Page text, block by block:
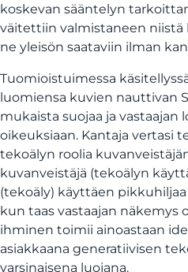
koskevan sääntelyn
väitettiin valmistaneen niistä
ne yleisön saataviin ilman
Tuomioistuimessa
luomiensa kuvien nauttivan
mukaista suojaa ja
oikeuksiaan. Kantaja vertasi
tekoälyn roolia
kuvanveistäjä (tekoälyn
(tekoäly) käyttäen
kun taas vastaajan näkemys
ihminen toimii ainoastaan
asiakkaana generatiivisen
varsinaisena luojana.